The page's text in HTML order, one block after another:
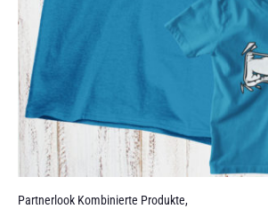
Partnerlook Kombinierte Produkte,